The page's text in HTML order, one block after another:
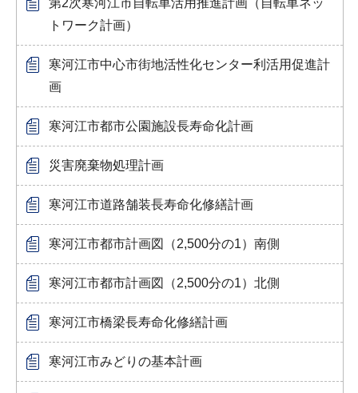
第2次寒河江市自転車活用推進計画（自転車ネッ
トワーク計画）
寒河江市中心市街地活性化センター利活用促進計
画
寒河江市都市公園施設長寿命化計画
災害廃棄物処理計画
寒河江市道路舗装長寿命化修繕計画
寒河江市都市計画図（2,500分の1）南側
寒河江市都市計画図（2,500分の1）北側
寒河江市橋梁長寿命化修繕計画
寒河江市みどりの基本計画